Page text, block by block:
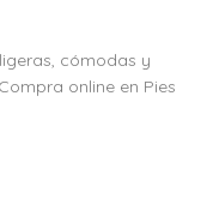
cómodas y
online en Pies